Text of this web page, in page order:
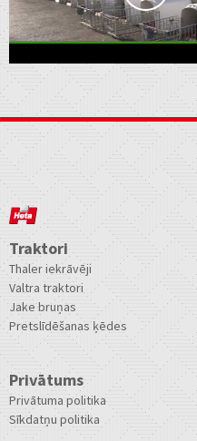
Traktori
Thaler iekrāvēji
Valtra traktori
Jake bruņas
Pretslīdēšanas ķēdes
Privātums
Privātuma politika
Sīkdatņu politika